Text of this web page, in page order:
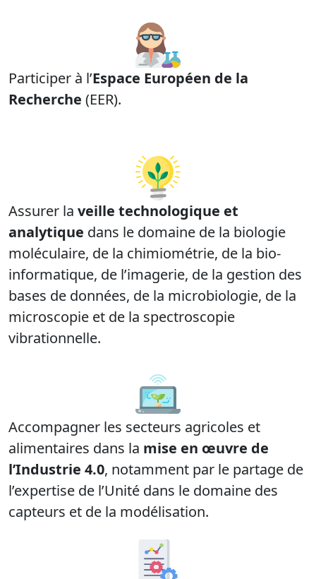
Participer à l’Espace Européen de la
Recherche (EER).
Assurer la veille technologique et
analytique dans le domaine de la biologie
moléculaire, de la chimiométrie, de la bio-
informatique, de l’imagerie, de la gestion des
bases de données, de la microbiologie, de la
microscopie et de la spectroscopie
vibrationnelle.
Accompagner les secteurs agricoles et
alimentaires dans la mise en œuvre de
l’Industrie 4.0, notamment par le partage de
l’expertise de l’Unité dans le domaine des
capteurs et de la modélisation.